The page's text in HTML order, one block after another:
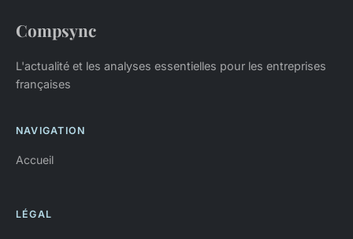
Compsync
L'actualité et les analyses essentielles pour les entreprises
françaises
NAVIGATION
Accueil
LÉGAL